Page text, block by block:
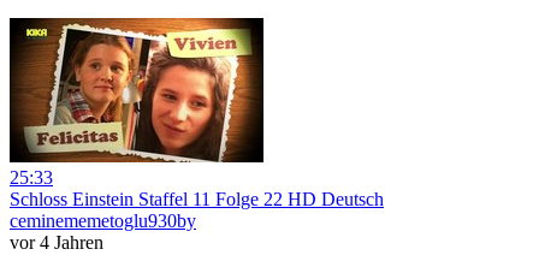
25:33
Schloss Einstein Staffel 11 Folge 22 HD Deutsch
ceminememetoglu930by
vor 4 Jahren